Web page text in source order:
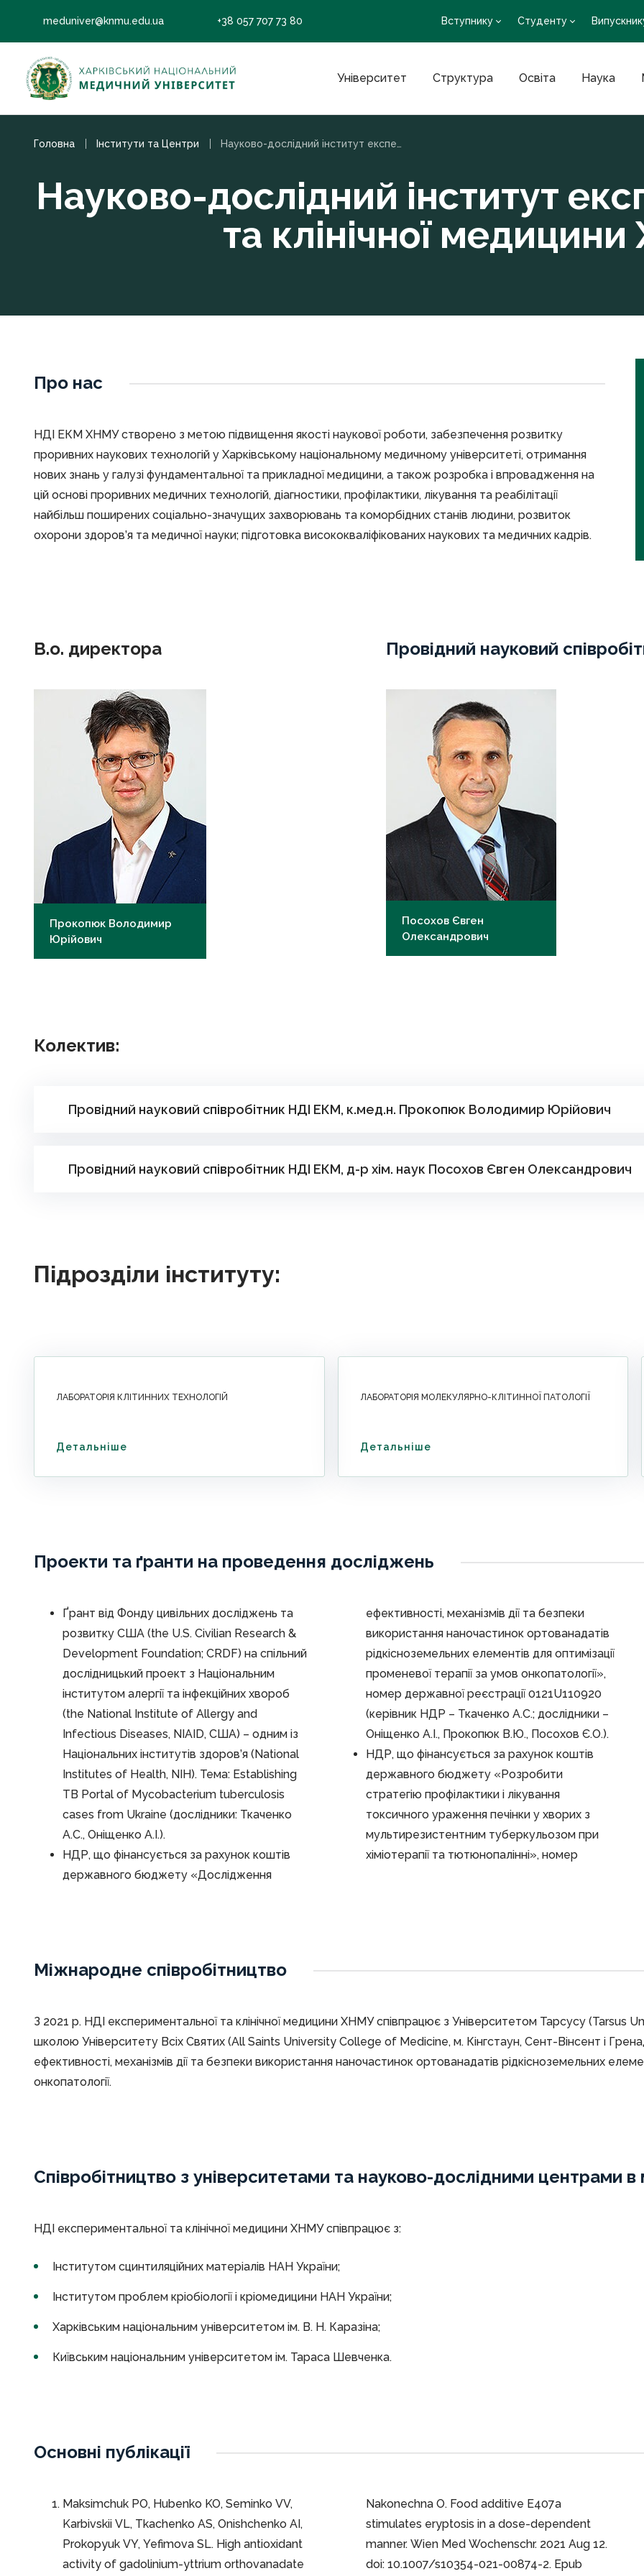
meduniver@knmu.edu.ua +38 057 707 73 80 Вступнику Студенту
Університет Структура Освіта Наука
Головна Інститути та Центри
Науково-дослідний інститут
та клінічної
Про нас
НДІ ЕКМ ХНМУ створено з метою підвищення якості наукової роботи, забезпечення розвитку
проривних наукових технологій у Харківському національному медичному університеті, отримання
нових знань у галузі фундаментальної та прикладної медицини, а також розробка і впровадження на
цій основі проривних медичних технологій, діагностики, профілактики, лікування та реабілітації
найбільш поширених соціально-значущих захворювань та коморбідних станів людини, розвиток
охорони здоров’я та медичної науки; підготовка висококваліфікованих наукових та медичних кадрів.
В.о. директора
Прокопюк Володимир
Юрійович
Провідний науковий
Посохов Євген
Олександрович
Колектив:
Провідний науковий співробітник НДІ ЕКМ, к.мед.н. Прокопюк Володимир Юрійович
Провідний науковий співробітник НДІ ЕКМ, д-р хім. наук Посохов Євген Олександрович
Підрозділи інституту:
ЛАБОРАТОРІЯ КЛІТИННИХ ТЕХНОЛОГІЙ
Детальніше
ЛАБОРАТОРІЯ МОЛЕКУЛЯРНО-КЛІТИННОЇ ПАТОЛОГІЇ
Детальніше
Проекти та ґранти на проведення досліджень
Ґрант від Фонду цивільних досліджень та
розвитку США (the U.S. Civilian Research &
Development Foundation; CRDF) на спільний
дослідницький проект з Національним
інститутом алергії та інфекційних хвороб
(the National Institute of Allergy and
Infectious Diseases, NIAID, США) – одним із
Національних інститутів здоров’я (National
Institutes of Health, NIH). Тема: Establishing
TB Portal of Mycobacterium tuberculosis
cases from Ukraine (дослідники: Ткаченко
А.С., Оніщенко А.І.).
НДР, що фінансується за рахунок коштів
державного бюджету «Дослідження
ефективності, механізмів дії та безпеки
використання наночастинок ортованадатів
рідкісноземельних елементів для оптимізації
променевої терапії за умов онкопатології»,
номер державної реєстрації 0121U110920
(керівник НДР – Ткаченко А.С.; дослідники –
Оніщенко А.І., Прокопюк В.Ю., Посохов Є.О.).
НДР, що фінансується за рахунок коштів
державного бюджету «Розробити
стратегію профілактики і лікування
токсичного ураження печінки у хворих з
мультирезистентним туберкульозом при
хіміотерапії та тютюнопалінні», номер
Міжнародне співробітництво
З 2021 р. НДІ експериментальної та клінічної медицини ХНМУ співпрацює з Університетом Тарсусу (Tarsus
школою Університету Всіх Святих (All Saints University College of Medicine, м. Кінгстаун, Сент-Вінсент і
ефективності, механізмів дії та безпеки використання наночастинок ортованадатів рідкісноземельних
онкопатології.
Співробітництво з університетами та науково-дослідними центрами
НДІ експериментальної та клінічної медицини ХНМУ співпрацює з:
Інститутом сцинтиляційних матеріалів НАН України;
Інститутом проблем кріобіології і кріомедицини НАН України;
Харківським національним університетом ім. В. Н. Каразіна;
Київським національним університетом ім. Тараса Шевченка.
Основні публікації
Maksimchuk PO, Hubenko KO, Seminko VV,
Karbivskii VL, Tkachenko AS, Onishchenko AI,
Prokopyuk VY, Yefimova SL. High antioxidant
activity of gadolinium-yttrium orthovanadate
Nakonechna O. Food additive E407a
stimulates eryptosis in a dose-dependent
manner. Wien Med Wochenschr. 2021 Aug 12.
doi: 10.1007/s10354-021-00874-2. Epub